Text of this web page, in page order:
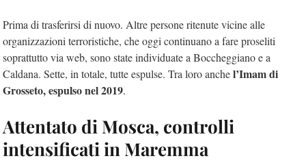
Prima di trasferirsi di nuovo. Altre persone ritenute vicine alle
organizzazioni terroristiche, che oggi continuano a fare proseliti
soprattutto via web, sono state individuate a Boccheggiano e a
Caldana. Sette, in totale, tutte espulse. Tra loro anchel’Imam di
Grosseto, espulso nel 2019.
Attentato di Mosca, controlli
intensificati in Maremma